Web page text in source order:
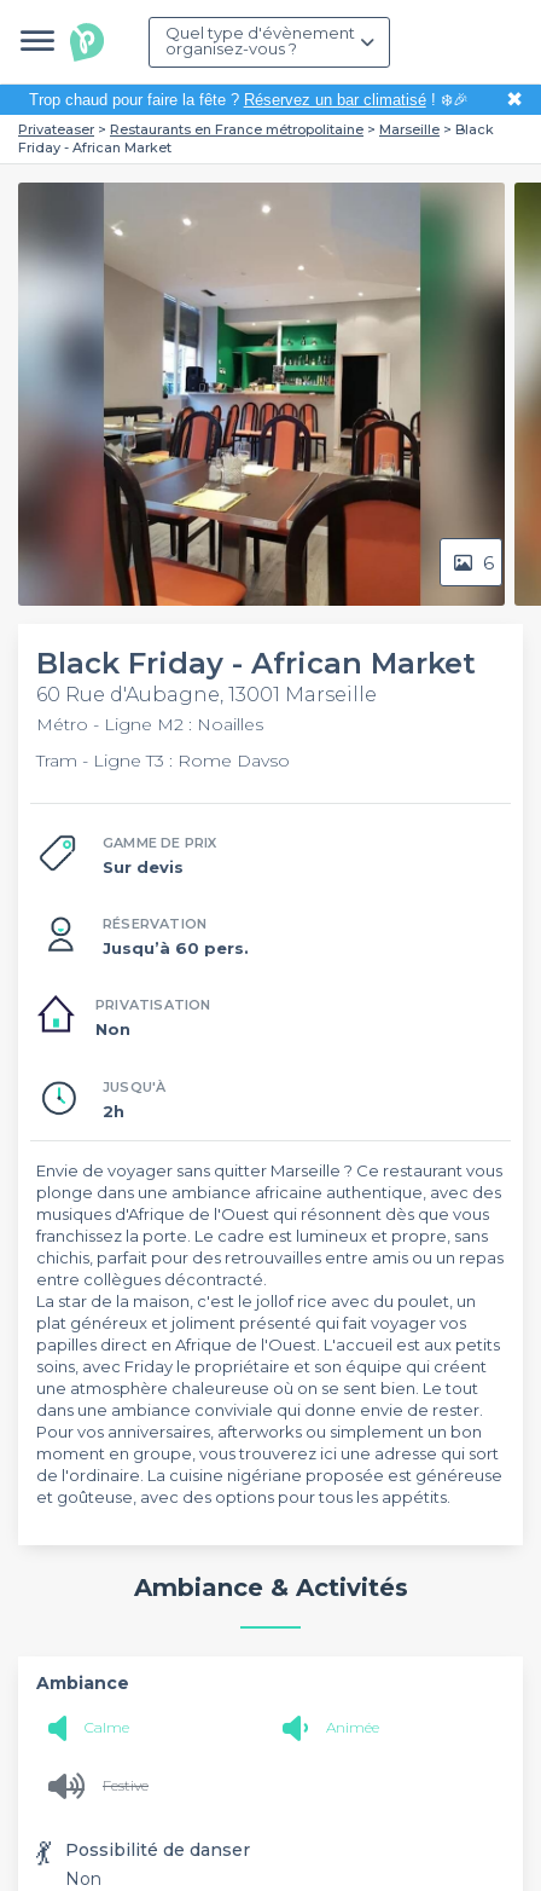
Quel type d'évènement
organisez-vous ?
Trop chaud pour faire la fête ? Réservez un bar climatisé! ❄️🎉 ✖
Privateaser Restaurants en France métropolitaine Marseille
Black
Friday - African Market
6
Black Friday - African Market
60 Rue d'Aubagne, 13001 Marseille
Métro - Ligne M2 : Noailles
Tram - Ligne T3 : Rome Davso
GAMME DE PRIX
Sur devis
RÉSERVATION
Jusqu’à 60 pers.
PRIVATISATION
Non
JUSQU'À
2h
Envie de voyager sans quitter Marseille ? Ce restaurant vous
plonge dans une ambiance africaine authentique, avec des
musiques d'Afrique de l'Ouest qui résonnent dès que vous
franchissez la porte. Le cadre est lumineux et propre, sans
chichis, parfait pour des retrouvailles entre amis ou un repas
entre collègues décontracté.
La star de la maison, c'est le jollof rice avec du poulet, un
plat généreux et joliment présenté qui fait voyager vos
papilles direct en Afrique de l'Ouest. L'accueil est aux petits
soins, avec Friday le propriétaire et son équipe qui créent
une atmosphère chaleureuse où on se sent bien. Le tout
dans une ambiance conviviale qui donne envie de rester.
Pour vos anniversaires, afterworks ou simplement un bon
moment en groupe, vous trouverez ici une adresse qui sort
de l'ordinaire. La cuisine nigériane proposée est généreuse
et goûteuse, avec des options pour tous les appétits.
Ambiance & Activités
Ambiance
Calme Animée
Festive
💃
Possibilité de danser
Non